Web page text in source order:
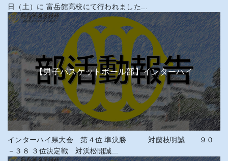
日（土）に 富岳館高校にて行われました...
【男子バスケットボール部】インターハイ
インターハイ県大会 第４位 準決勝 対藤枝明誠 ９０
－３８ ３位決定戦 対浜松開誠...